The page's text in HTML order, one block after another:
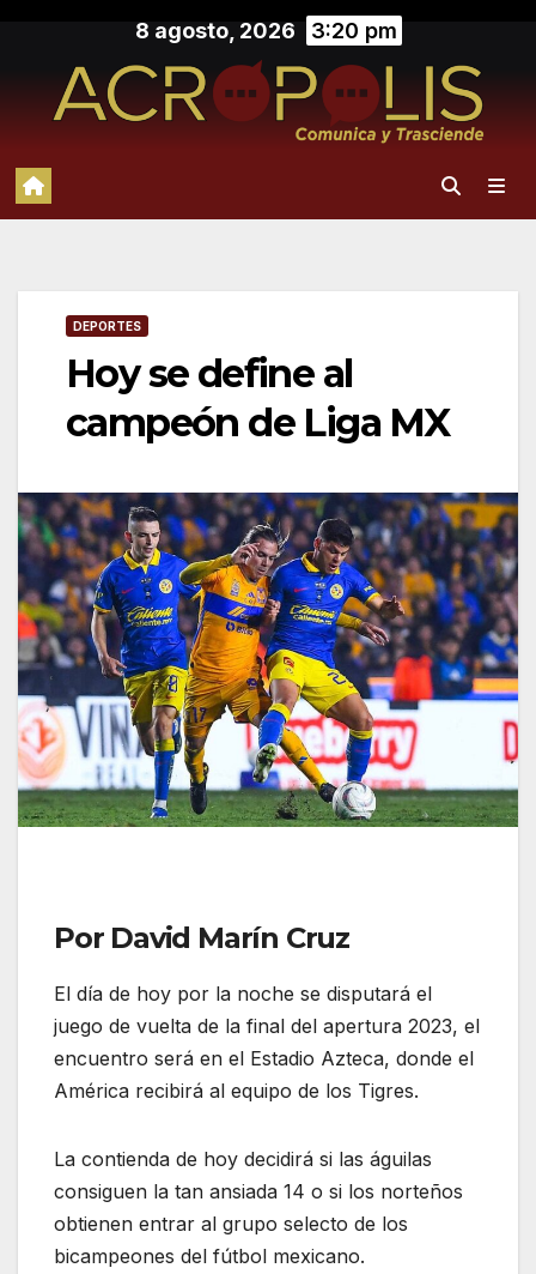
contenido
8 agosto, 2026 3:20 pm
DEPORTES
Hoy se define al
campeón de Liga MX
Por David Marín Cruz
El día de hoy por la noche se disputará el
juego de vuelta de la final del apertura 2023, el
encuentro será en el Estadio Azteca, donde el
América recibirá al equipo de los Tigres.
La contienda de hoy decidirá si las águilas
consiguen la tan ansiada 14 o si los norteños
obtienen entrar al grupo selecto de los
bicampeones del fútbol mexicano.